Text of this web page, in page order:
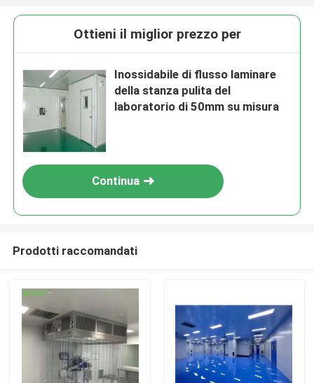
Ottieni il miglior prezzo per
Inossidabile di flusso laminare
della stanza pulita del
laboratorio di 50mm su misura
Continua
Prodotti raccomandati